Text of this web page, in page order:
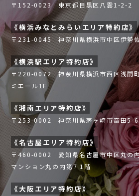
〒152-0023 東京都目黒区八雲1-2-2
《横浜みなとみらいエリア特約店》
〒231-0045 神奈川県横浜市中区伊勢
《横浜駅エリア特約店》
〒220-0072 神奈川県横浜市西区浅間
ミエール1F
《湘南エリア特約店》
〒253-0002 神奈川県茅ヶ崎市高田5-
《名古屋エリア特約店》
〒460-0002 愛知県名古屋市中区丸
マンション丸の内第7 1階
《大阪エリア特約店》